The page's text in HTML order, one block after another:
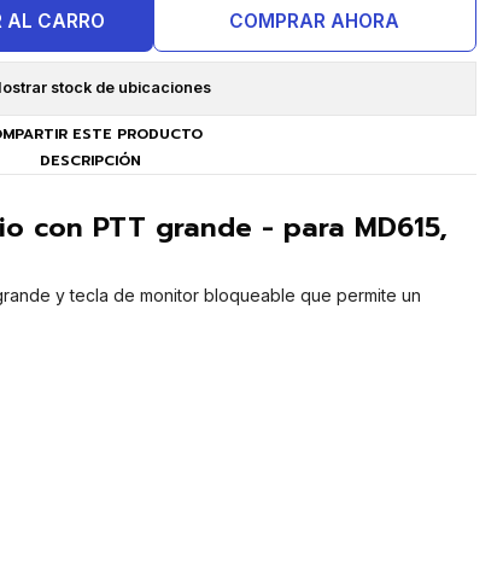
AL CARRO COMPRAR AHORA
stock de ubicaciones
ESTE PRODUCTO
DESCRIPCIÓN
con PTT grande - para MD615,
y tecla de monitor bloqueable que permite un